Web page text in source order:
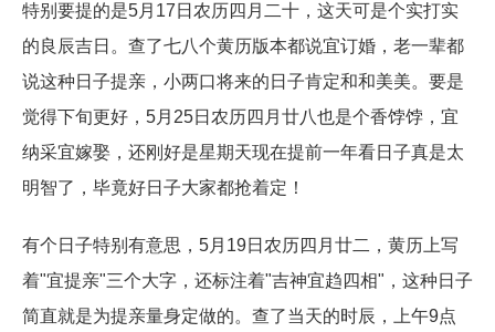
特别要提的是5月17日农历四月二十，这天可是个实打实
的良辰吉日。查了七八个黄历版本都说宜订婚，老一辈都
说这种日子提亲，小两口将来的日子肯定和和美美。要是
觉得下旬更好，5月25日农历四月廿八也是个香饽饽，宜
纳采宜嫁娶，还刚好是星期天现在提前一年看日子真是太
明智了，毕竟好日子大家都抢着定！
有个日子特别有意思，5月19日农历四月廿二，黄历上写
着"宜提亲"三个大字，还标注着"吉神宜趋四相"，这种日子
简直就是为提亲量身定做的。查了当天的时辰，上午9点